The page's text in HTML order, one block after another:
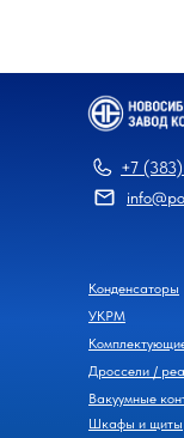
Конденсаторы
УКРМ
Шкафы и щиты
Вакуумные
Дроссели /
+7